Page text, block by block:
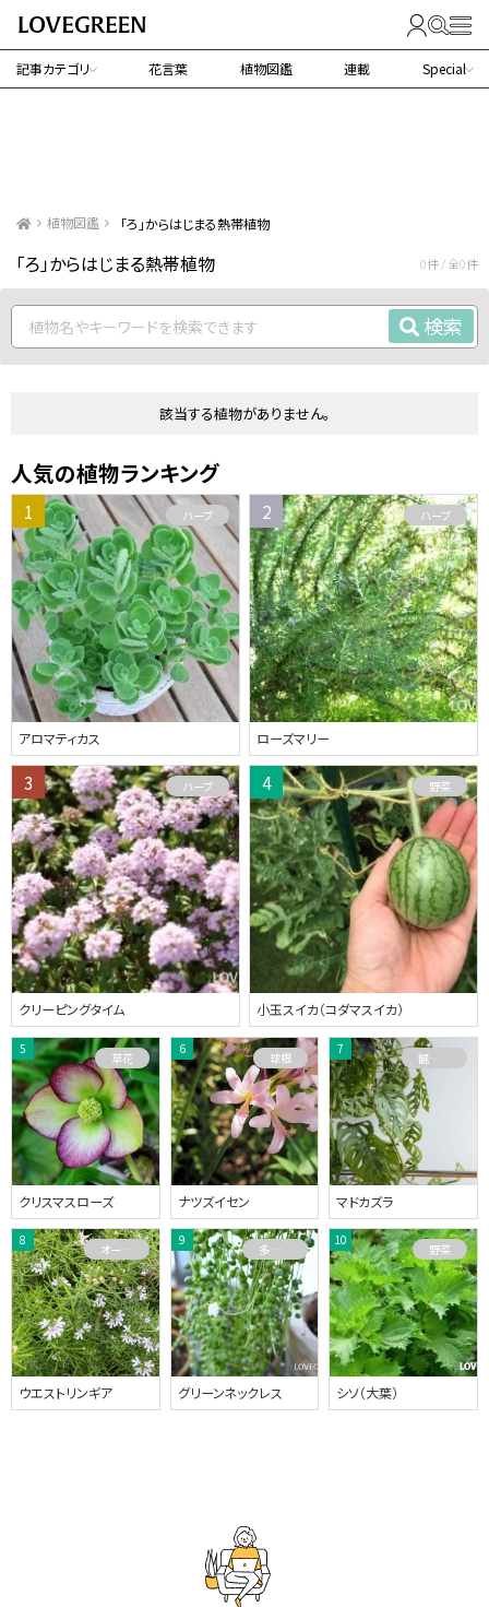
記事カテゴリ 花言葉 植物図鑑 連載 Special
植物図鑑 「ろ」からはじまる熱帯植物
「ろ」からはじまる熱帯植物 0件 / 全0件
検索
該当する植物がありません。
人気の植物ランキング
アロマティカス
ハーブ
ローズマリー
ハーブ
クリーピングタイム
ハーブ
小玉スイカ（コダマスイカ）
野菜
クリスマスローズ
草花
ナツズイセン
球根
マドカズラ
観葉植物
ウエストリンギア
オーストラリアプランツ
グリーンネックレス
多肉植物
シソ（大葉）
野菜